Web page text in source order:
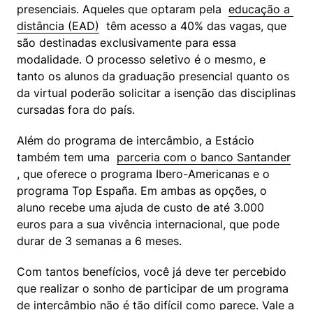
presenciais. Aqueles que optaram pela educação a
distância (EAD)
  têm acesso a 40% das vagas, que
são destinadas exclusivamente para essa
modalidade. O processo seletivo é o mesmo, e
tanto os alunos da graduação presencial quanto os
da virtual poderão solicitar a isenção das disciplinas
cursadas fora do país.
Além do programa de intercâmbio, a Estácio
também tem uma parceria com o banco Santander
, que oferece o programa Ibero-Americanas e o
programa Top España. Em ambas as opções, o
aluno recebe uma ajuda de custo de até 3.000
euros para a sua vivência internacional, que pode
durar de 3 semanas a 6 meses.
Com tantos benefícios, você já deve ter percebido
que realizar o sonho de participar de um programa
de intercâmbio não é tão difícil como parece. Vale a